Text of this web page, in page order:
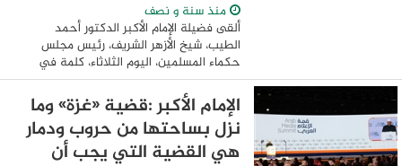
منذ سنة و نصف
ألقى فضيلة الإمام الأكبر الدكتور أحمد
الطيب، شيخ الأزهر الشريف، رئيس مجلس
حكماء المسلمين، اليوم الثلاثاء، كلمة في
افتتاح مؤتمر «قمة الإعلام العربي»، الذي
تستضيفه دولة الإمارات العربية برعاية ...
الإمام الأكبر :قضية «غزة» وما
نزل بساحتها من حروب ودمار
هي القضية التي يجب أن